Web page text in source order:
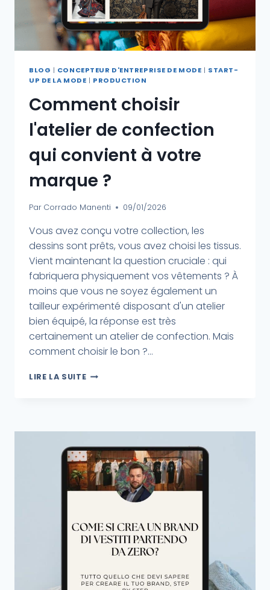
BLOG | CONCEPTEUR D'ENTREPRISE DE MODE | START-
UP DE LA MODE | PRODUCTION
Comment choisir
l'atelier de confection
qui convient à votre
marque ?
Par Corrado Manenti 09/01/2026
Vous avez conçu votre collection, les
dessins sont prêts, vous avez choisi les tissus.
Vient maintenant la question cruciale : qui
fabriquera physiquement vos vêtements ? À
moins que vous ne soyez également un
tailleur expérimenté disposant d'un atelier
bien équipé, la réponse est très
certainement un atelier de confection. Mais
comment choisir le bon ?...
LIRE LA SUITE